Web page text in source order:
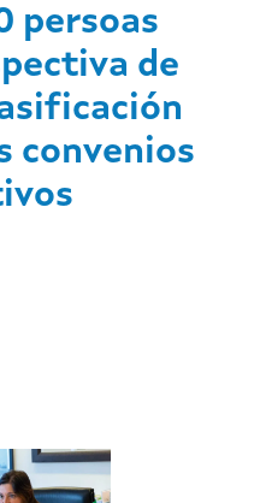
persoas
de
convenios